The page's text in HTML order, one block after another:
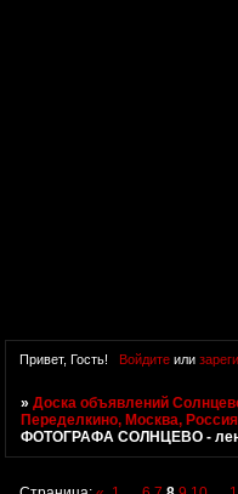
Привет, Гость! Войдитеили
»Доска объявлений
Переделкино, Москва, Россия
ФОТОГРАФА СОЛНЦЕВО -